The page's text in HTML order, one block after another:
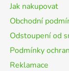
Jak nakupovat
Obchodní
Odstoupení od
Podmínky
Reklamace